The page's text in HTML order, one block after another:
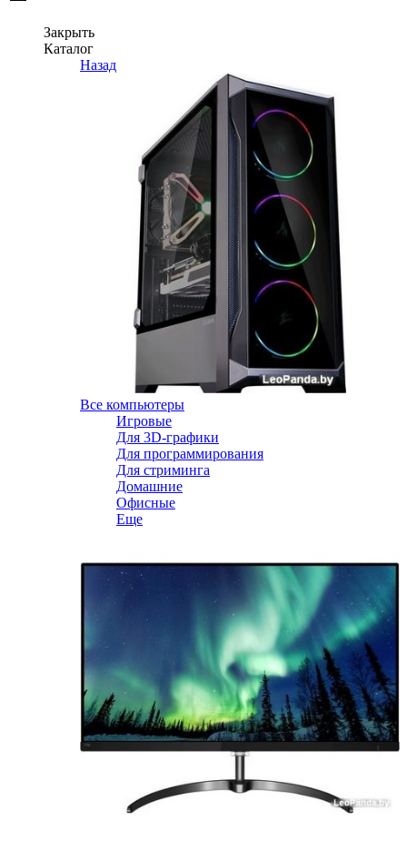
Закрыть
Каталог
Назад
Все компьютеры
Игровые
Для 3D-графики
Для программирования
Для стриминга
Домашние
Офисные
Еще